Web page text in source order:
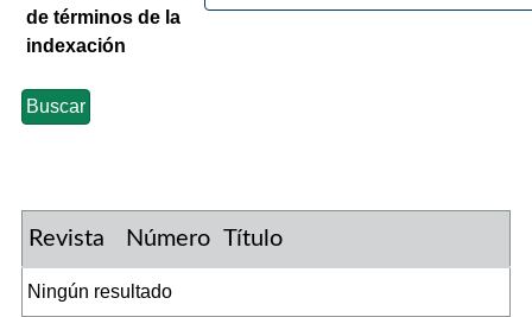
de términos de la
indexación
Revista Número Título
Ningún resultado